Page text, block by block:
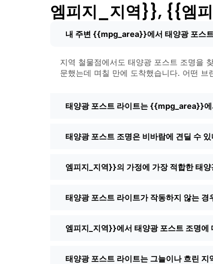
품질 구축: 스테인리스 스틸이나 튼
한 시즌을 겨우 버텨낸 세트에서 그
내후성:최소 IP65 등급을 확인하세
스타일: 클래식한 랜턴부터 모던하
람들은 마당의 다른 부분에 맞게 믹
주변에서 볼 수 있
마당마다 상황이 다르기 때문에 선택
포스트 조명은 연석의 매력을 신경 쓰
왜 온라인으로 태양광 포스트 조명을
양한 모델을 비교하고 {{mpg_area}}에
엠피지_지역}}, {{엠
내 주변 {{mpg_area}}에서 태양광 포스
지역 철물점에서도 태양광 포스트 조명을
문했는데 며칠 만에 도착했습니다. 어떤
태양광 포스트 라이트는 {{mpg_area}}에
태양광 포스트 조명은 비바람에 견딜 수
엠피지_지역}}의 가정에 가장 적합한 태
태양광 포스트 라이트가 작동하지 않는 경
엠피지_지역}}에서 태양광 포스트 조명에
태양광 포스트 라이트는 그늘이나 흐린 지